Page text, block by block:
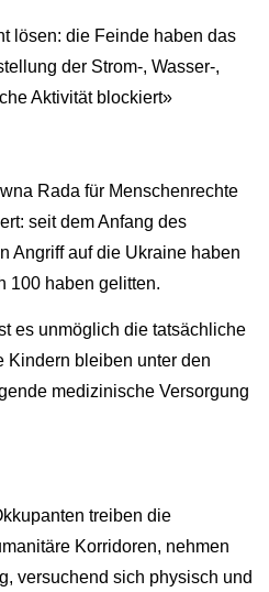
lösen: die Feinde haben das
der Strom-, Wasser-,
Aktivität blockiert»
Rada für Menschenrechte
seit dem Anfang des
Angriff auf die Ukraine haben
100 haben gelitten.
es unmöglich die tatsächliche
Kindern bleiben unter den
medizinische Versorgung
treiben die
Korridoren, nehmen
versuchend sich physisch und